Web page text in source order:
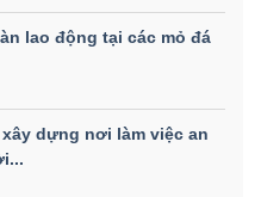
lao động tại các mỏ đá
dựng nơi làm việc an